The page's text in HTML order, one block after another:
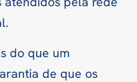
do que um
de que os